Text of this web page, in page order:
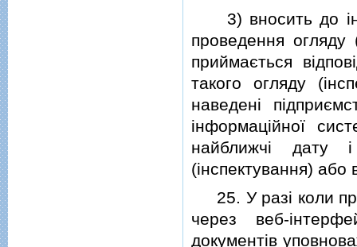
3) вносить до
проведення
приймається
такого огляду
наведенi
iнформацiйної
найближчi дату
(iнспектування)
25. У разi коли
через веб-
документiв